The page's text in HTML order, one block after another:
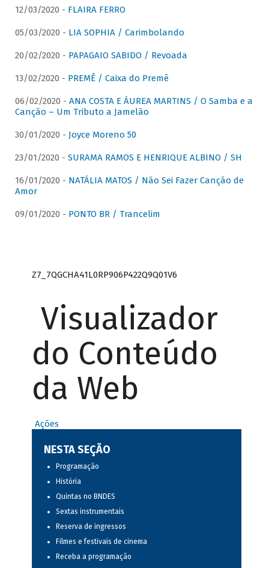
12/03/2020 - FLAIRA FERRO
05/03/2020 - LIA SOPHIA / Carimbolando
20/02/2020 - PAPAGAIO SABIDO / Revoada
13/02/2020 - PREMÊ / Caixa do Premê
06/02/2020 - ANA COSTA E ÁUREA MARTINS / O Samba e a
Canção – Um Tributo a Jamelão
30/01/2020 - Joyce Moreno 50
23/01/2020 - SURAMA RAMOS E HENRIQUE ALBINO / SH
16/01/2020 - NATÁLIA MATOS / Não Sei Fazer Canção de
Amor
09/01/2020 - PONTO BR / Trancelim
Z7_7QGCHA41L0RP906P422Q9Q01V6
Visualizador
do Conteúdo
da Web
Ações
NESTA SEÇÃO
Programação
História
Quintas no BNDES
Sextas instrumentais
Reserva de ingressos
Filmes e festivais de cinema
Receba a programação